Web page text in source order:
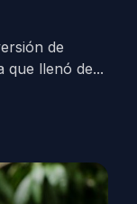
de
que llenó de...